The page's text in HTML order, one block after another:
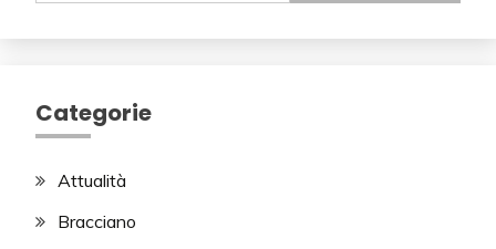
Categorie
Attualità
Bracciano